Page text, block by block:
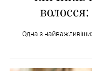
Одна з